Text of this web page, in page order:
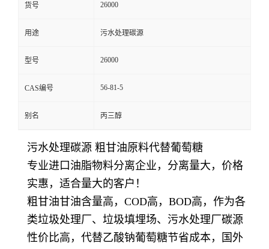
货号 26000
用途 污水处理碳源
型号 26000
CAS编号 56-81-5
别名 丙三醇
污水处理碳源 粗甘油原料代替葡萄糖
专业进口油脂物料分离企业，分离量大，价格
实惠，适合量大的客户！
粗甘油甘油含量高，COD高，BOD高，作为各
类垃圾处理厂、垃圾填埋场、污水处理厂碳源
性价比高，代替乙酸钠葡萄糖节省成本，国外